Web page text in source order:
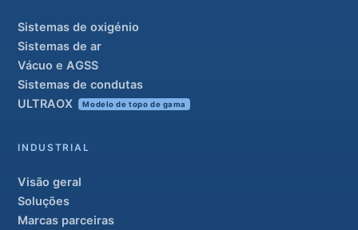
Sistemas de oxigénio
Sistemas de ar
Vácuo e AGSS
Sistemas de condutas
ULTRAOX
Modelo de topo de gama
INDUSTRIAL
Visão geral
Soluções
Marcas parceiras